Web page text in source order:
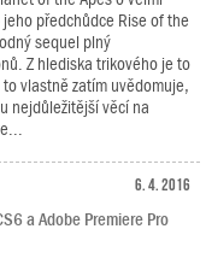
předchůdce Rise of the
sequel plný
Z hlediska trikového je to
vlastně zatím uvědomuje,
nejdůležitější věcí na
6. 4. 2016
a Adobe Premiere Pro